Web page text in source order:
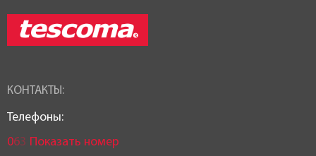
КОНТАКТЫ:
Телефоны:
063 Показать номер